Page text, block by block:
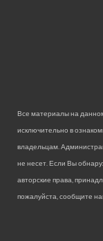
Все материалы на
исключительно в
владельцам.
не несет. Если Вы
авторские права,
пожалуйста, сообщите